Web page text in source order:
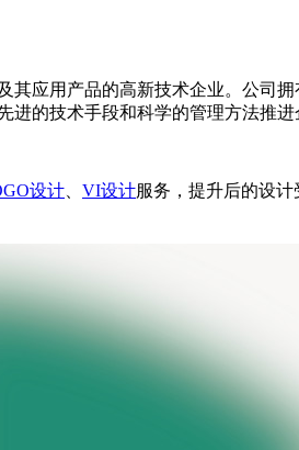
应用产品的高新技术企业。公司
的技术手段和科学的管理方法推
设计 VI设计服务，提升后的设